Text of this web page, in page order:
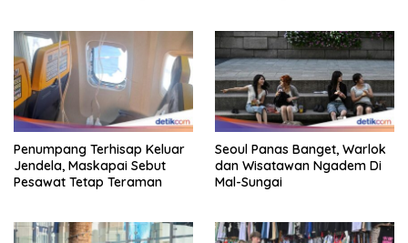
Penumpang Terhisap Keluar
Jendela, Maskapai Sebut
Pesawat Tetap Teraman
Seoul Panas Banget, Warlok
dan Wisatawan Ngadem Di
Mal-Sungai